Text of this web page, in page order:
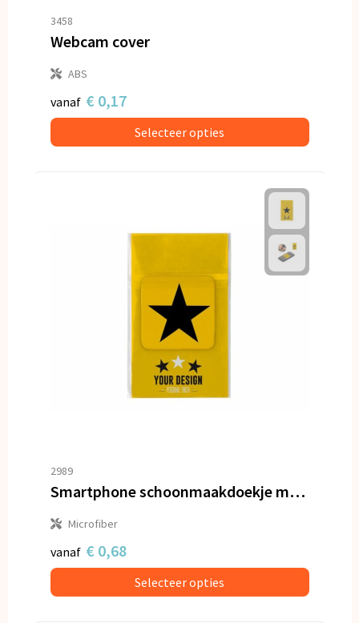
Spellen voor binnen en buiten
Vrije tijd en Strand
3458
Webcam cover
ABS
vanaf € 0,17
Selecteer opties
2989
Smartphone schoonmaakdoekje met antibacteriële bestanddelen sticky
Microfiber
vanaf € 0,68
Selecteer opties